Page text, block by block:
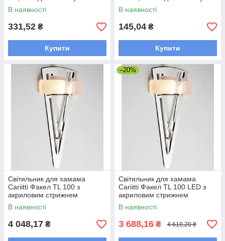
В наявності
331,52 ₴
Купити
В наявності
145,04 ₴
Купити
Світильник для хамама
Cariitti Факел TL 100 з
акриловим стрижнем
В наявності
4 048,17 ₴
–20%
Світильник для хамама
Cariitti Факел TL 100 LED з
акриловим стрижнем
В наявності
3 688,16 ₴ 4 610,20 ₴